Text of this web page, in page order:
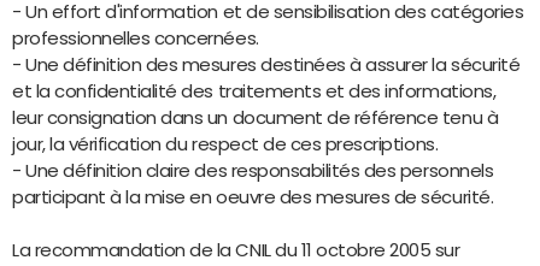
- Un effort d'information et de sensibilisation des catégories
professionnelles concernées.
- Une définition des mesures destinées à assurer la sécurité
et la confidentialité des traitements et des informations,
leur consignation dans un document de référence tenu à
jour, la vérification du respect de ces prescriptions.
- Une définition claire des responsabilités des personnels
participant à la mise en oeuvre des mesures de sécurité.
La recommandation de la CNIL du 11 octobre 2005 sur